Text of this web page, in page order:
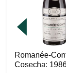
Romanée-
Cosecha: